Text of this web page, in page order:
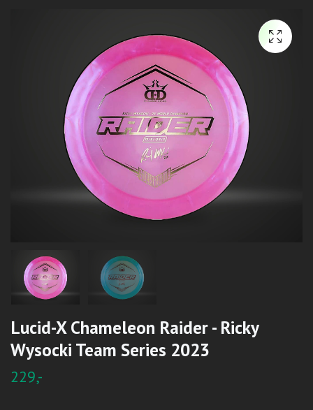
Lucid-X Chameleon Raider - Ricky
Wysocki Team Series 2023
229,-